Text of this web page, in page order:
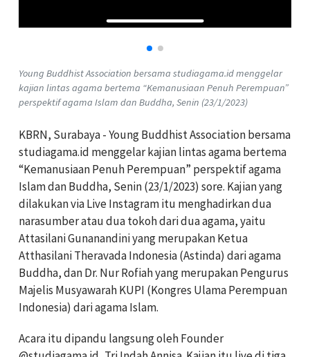
Young Buddhist Association bersama studiagama.id menggelar
kajian lintas agama bertema “Kemanusiaan Penuh Perempuan”
perspektif agama Islam dan Buddha, Senin (23/1/2023)
KBRN, Surabaya - Young Buddhist Association bersama
studiagama.id menggelar kajian lintas agama bertema
“Kemanusiaan Penuh Perempuan” perspektif agama
Islam dan Buddha, Senin (23/1/2023) sore. Kajian yang
dilakukan via Live Instagram itu menghadirkan dua
narasumber atau dua tokoh dari dua agama, yaitu
Attasilani Gunanandini yang merupakan Ketua
Atthasilani Theravada Indonesia (Astinda) dari agama
Buddha, dan Dr. Nur Rofiah yang merupakan Pengurus
Majelis Musyawarah KUPI (Kongres Ulama Perempuan
Indonesia) dari agama Islam.
Acara itu dipandu langsung oleh Founder